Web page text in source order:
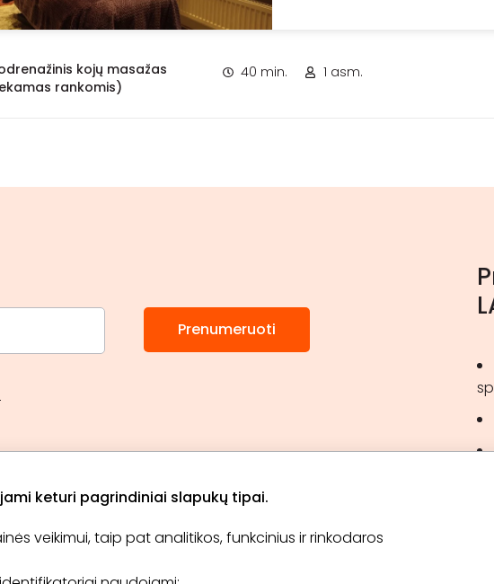
keturi pagrindiniai slapukų tipai.
veikimui, taip pat analitikos, funkcinius ir rinkodaros
kojų masažas
rankomis)
40 min. 1 asm.
Prenumeruoti